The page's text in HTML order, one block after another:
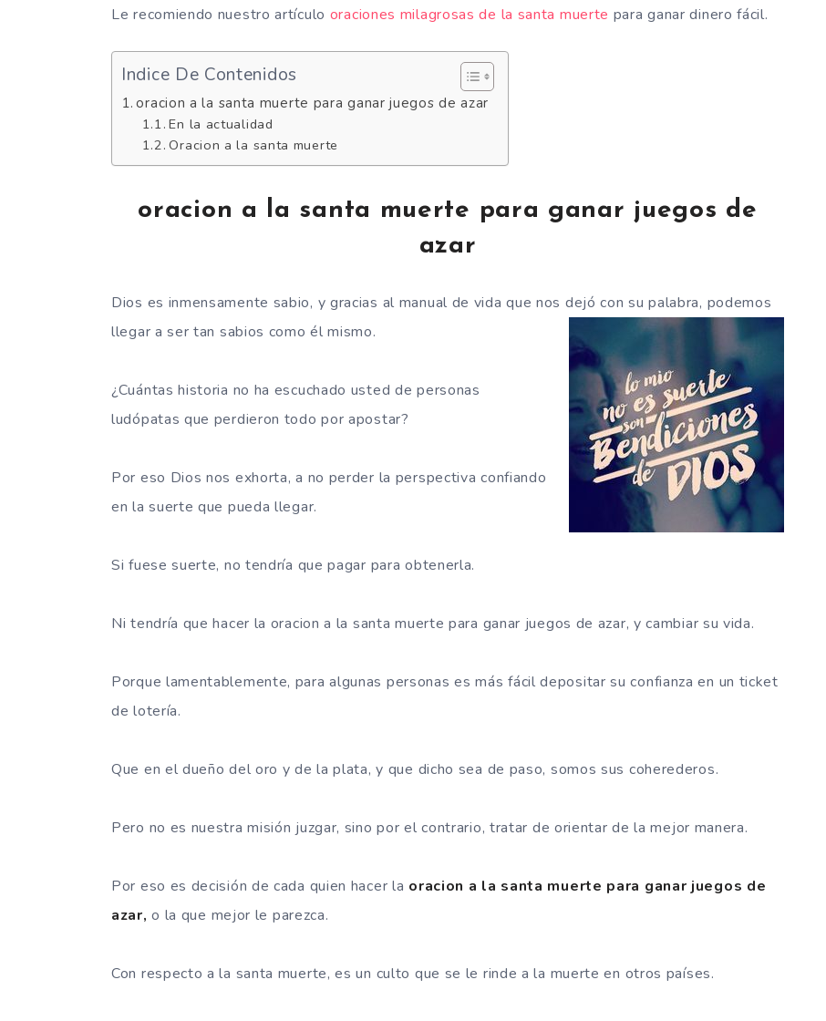
Le recomiendo nuestro artículo oraciones milagrosas de la santa muerte para ganar dinero fácil.
Indice De Contenidos
oracion a la santa muerte para ganar juegos de azar
En la actualidad
Oracion a la santa muerte
oracion a la santa muerte para ganar juegos de
azar
Dios es inmensamente sabio, y gracias al manual de vida que nos dejó con su palabra, podemos
llegar a ser tan sabios como él mismo.
¿Cuántas historia no ha escuchado usted de personas
ludópatas que perdieron todo por apostar?
Por eso Dios nos exhorta, a no perder la perspectiva confiando
en la suerte que pueda llegar.
Si fuese suerte, no tendría que pagar para obtenerla.
Ni tendría que hacer la oracion a la santa muerte para ganar juegos de azar, y cambiar su vida.
Porque lamentablemente, para algunas personas es más fácil depositar su confianza en un ticket
de lotería.
Que en el dueño del oro y de la plata, y que dicho sea de paso, somos sus coherederos.
Pero no es nuestra misión juzgar, sino por el contrario, tratar de orientar de la mejor manera.
Por eso es decisión de cada quien hacer la oracion a la santa muerte para ganar juegos de
azar,o la que mejor le parezca.
Con respecto a la santa muerte, es un culto que se le rinde a la muerte en otros países.